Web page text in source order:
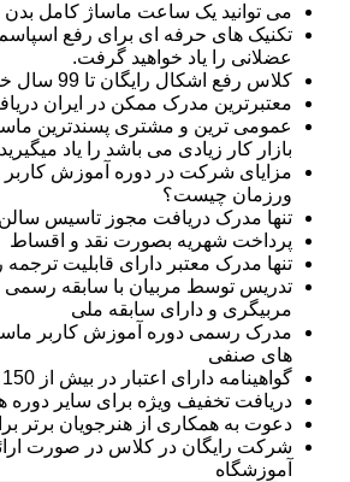
می توانید یک ساعت ماساژ کامل بدن
تکنیک های حرفه ای برای رفع
عضلانی را یاد خواهید گرفت.
کلاس رفع اشکال رایگان تا 99 سال خواهید داشت.
معتبرترین مدرک ممکن در ایران
عمومی ترین و مشتری پسندترین
بازار کار زیادی می باشد را یاد
مزایای شرکت در دوره آموزش
ورزمان چیست؟
تنها مدرک دریافت مجوز تاسیس
پرداخت شهریه بصورت نقد و اقساط
تنها مدرک معتبر دارای قابلیت
تدریس توسط مربیان با سابقه رسمی
مربیگری و دارای سابقه ملی
مدرک رسمی دوره آموزش کاربر
های صنفی
گواهینامه دارای اعتبار در بیش از 150 کشور جهان
دریافت تخفیف ویژه برای سایر دوره
دعوت به همکاری از هنرجویان برتر
شرکت رایگان در کلاس در صورت
آموزشگاه